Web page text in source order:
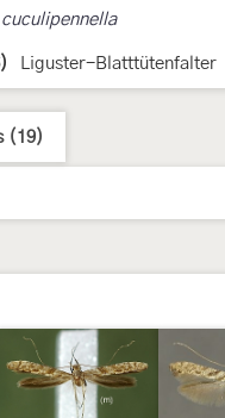
Liguster-Blatttütenfalter
(19)